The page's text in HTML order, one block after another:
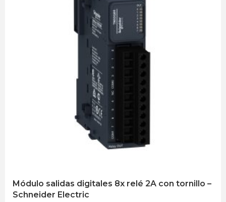
Módulo salidas digitales 8x relé 2A con tornillo –
Schneider Electric